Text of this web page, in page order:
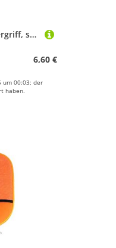
Strapazierfähiger Ledergriff, schnelles Lösen von Rindsledern, Zugringe für Klappfahrräder, Gepäckträger, tragbare Leder-Fahrräder, Tasche
6,60 €
um 00:03; der
haben.